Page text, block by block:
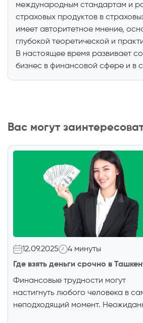
международным стандартам и
страховых продуктов в
имеет авторитетное мнение,
глубокой теоретической и
В настоящее время развивает
бизнес в финансовой сфере и в
Вас могут
12.09.2025
4 минуты
Где взять деньги срочно в
Финансовые трудности могут
настигнуть любого человека в
неподходящий момент.